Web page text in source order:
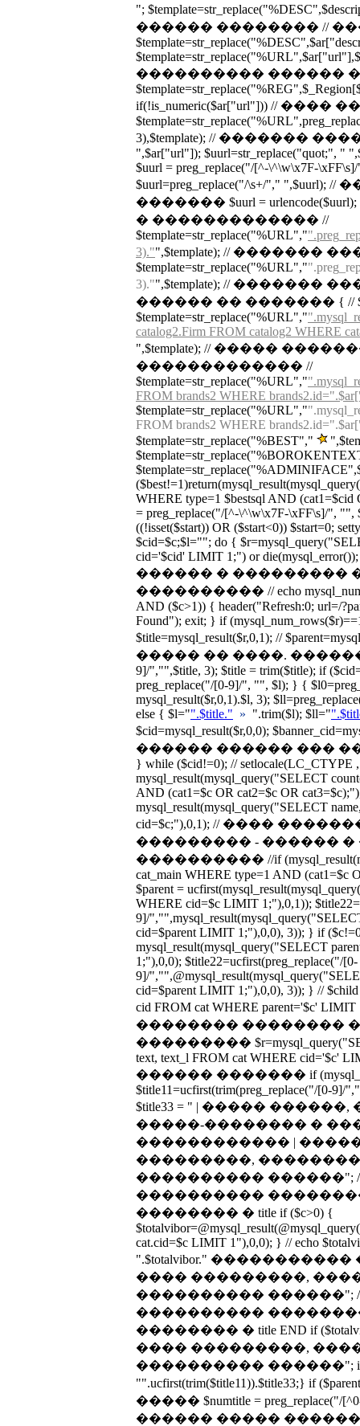
";
������ �������� //
���������� ������
if(!is_numeric($ar["url"])) //
3),$template); // �������
",$ar["url"]); $uurl=str_replace("quot;", "
$uurl = preg_replace("/[^-\^\w\x7F-
$uurl=preg_replace("/\s+/","
������� $uurl =
� ������������� //
$template=str_replace("%URL","
3)."",$template); // �������
$template=str_replace("%URL","
3)."",$template); // �������
������ �� ������� { //
$template=str_replace("%URL","
catalog2.Firm FROM catalog2 WHERE
",$template); // �����
������������� //
$template=str_replace("%URL","
FROM brands2 WHERE
$template=str_replace("%URL","
FROM brands2 WHERE
$template=str_replace("%BEST","
WHERE type=1 $bestsql AND
= preg_replace("/[^-\^\w\x7F-\xFF\s]/", "",
((!isset($start)) OR ($start<0)) $start=0;
$cid=$c;$l=""; do {
cid='$cid' LIMIT 1;") or
������ � ���������
���������� // echo
AND ($c>1)) { header("Refresh:0; url=/
Found"); exit; } if
$title=mysql_result($r,0,1); //
����� �� ����. ��������
9]/","",$title, 3); $title = trim($title); if
preg_replace("/[0-9]/", "", $l); } {
mysql_result($r,0,1).$l, 3);
else { $l="".$title." » ".trim($l); $ll="
$cid=mysql_result($r,0,0);
������ ������ ���
} while ($cid!=0); // setlocale(LC_CTYPE
mysql_result(mysql_query("SELECT
AND (cat1=$c OR cat2=$c OR
mysql_result(mysql_query("SELECT
cid=$c;"),0,1); // ����
��������� - ������
���������� //if
cat_main WHERE type=1 AND (cat1=$c
$parent =
WHERE cid=$c LIMIT 1;"),0,1));
9]/
cid=$parent LIMIT 1;"),0,0), 3)); } if
mysql_result(mysql_query("SELECT
1;"),0,0); $title22=ucfirst(preg_replace("/[0-
9]/
cid=$parent LIMIT 1;"),0,0), 3)); } //
cid FROM cat WHERE parent='$c'
�������� ��������
���������
text, text_l FROM cat WHERE cid='$c'
������ ������� if
$title11=ucfirst(trim(preg_replace("/[0-9]/
$title33 = " | �����
�����-�������� �
������������ |
���������,
���������� ������";
����������
�������� � title if ($c>0) {
cat.cid=$c LIMIT 1"),0,0); } // echo
".$totalvibor." �����������
���� ���������,
���������� ������";
����������
�������� � title END if
���� ���������,
���������� ������"; if
"".ucfirst(trim($title11)).$title33;} if
����� $numtitle =
������ ����� ������